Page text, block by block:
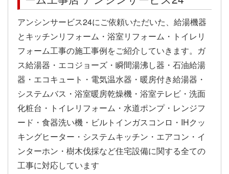
アンシンサービス24にご依頼いただいた、給湯機器
とキッチンリフォーム・浴室リフォーム・トイレリ
フォーム工事の施工事例をご紹介していきます。ガ
ス給湯器・エコジョーズ・瞬間湯沸し器・石油給湯
器・エコキュート・電気温水器・暖房付き給湯器・
システムバス・浴室暖房乾燥機・浴室テレビ・洗面
化粧台・トイレリフォーム・水道ポンプ・レンジフ
ード・食器洗い機・ビルトインガスコンロ・IHクッ
キングヒーター・システムキッチン・エアコン・イ
ンターホン・樹木伐採など住宅設備に関する全ての
工事に対応しています